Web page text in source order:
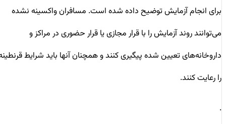
برای انجام آزمایش توضیح داده شده است. مسافران واکسینه نشده
می‌توانند روند آزمایش را با قرار مجازی یا قرار حضوری در مراکز و
داروخانه‌های تعیین شده پیگیری کنند و همچنان آنها باید شرایط قرنطینه
را رعایت کنند.